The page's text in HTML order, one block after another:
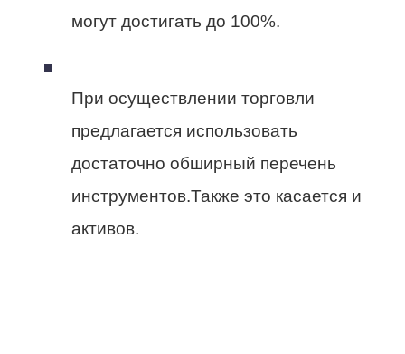
могут достигать до 100%.
При осуществлении торговли
предлагается использовать
достаточно обширный перечень
инструментов.Также это касается и
активов.